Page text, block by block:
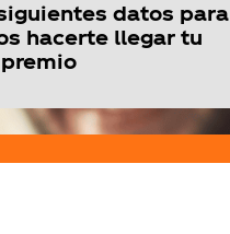
datos para
hacerte llegar tu
premio